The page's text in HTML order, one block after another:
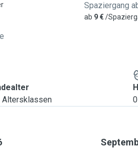
Spaziergang
ab 9 €/
Altersklassen